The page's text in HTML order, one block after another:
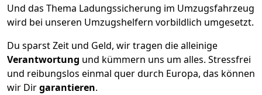
Und das Thema Ladungssicherung im Umzugsfahrzeug
wird bei unseren Umzugshelfern vorbildlich umgesetzt.
Du sparst Zeit und Geld, wir tragen die alleinige
Verantwortung und kümmern uns um alles. Stressfrei
und reibungslos einmal quer durch Europa, das können
wir Dirgarantieren.